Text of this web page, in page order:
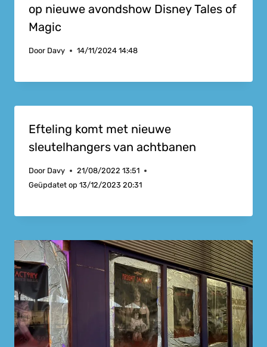
op nieuwe avondshow Disney Tales of
Magic
Door Davy 14/11/2024 14:48
Efteling komt met nieuwe
sleutelhangers van achtbanen
Door Davy
21/08/2022 13:51
Geüpdatet op 13/12/2023 20:31